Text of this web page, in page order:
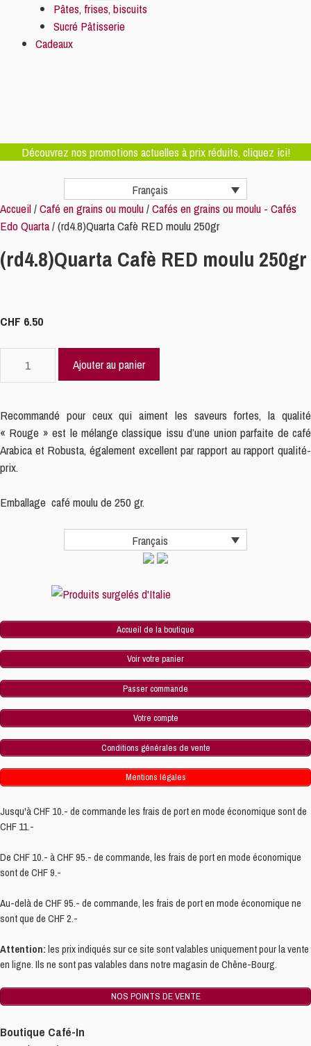
Pâtes, frises, biscuits
Sucré Pâtisserie
Cadeaux
Découvrez nos promotions actuelles à prix réduits, cliquez ici!
Français
Accueil/Café en grains ou moulu/Cafés en grains ou moulu - Cafés
Edo Quarta/ (rd4.8)Quarta Cafè RED moulu 250gr
(rd4.8)Quarta Cafè RED moulu 250gr
CHF 6.50
moulu
250gr
Ajouter au panier
Recommandé pour ceux qui aiment les saveurs fortes, la qualité
« Rouge » est le mélange classique issu d’une union parfaite de café
Arabica et Robusta, également excellent par rapport au rapport qualité-
prix.
Emballage café moulu de 250 gr.
Français
Accueil de la boutique
Voir votre panier
Passer commande
Votre compte
Conditions générales de vente
Mentions légales
Jusqu'à CHF 10.- de commande les frais de port en mode économique sont de
CHF 11.-
De CHF 10.- à CHF 95.- de commande, les frais de port en mode économique
sont de CHF 9.-
Au-delà de CHF 95.- de commande, les frais de port en mode économique ne
sont que de CHF 2.-
Attention: les prix indiqués sur ce site sont valables uniquement pour la vente
en ligne. Ils ne sont pas valables dans notre magasin de Chêne-Bourg.
NOS POINTS DE VENTE
Boutique Café-In